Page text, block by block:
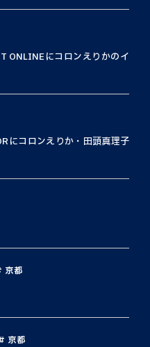
ONLINEにコロンえりかのイ
にコロンえりか・田頭真理子
京都
京都